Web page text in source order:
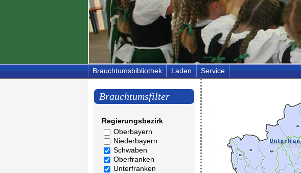
Brauchtumsbibliothek Laden Service
Brauchtumsfilter
Regierungsbezirk
Oberbayern
Niederbayern
Schwaben
Oberfranken
Unterfranken